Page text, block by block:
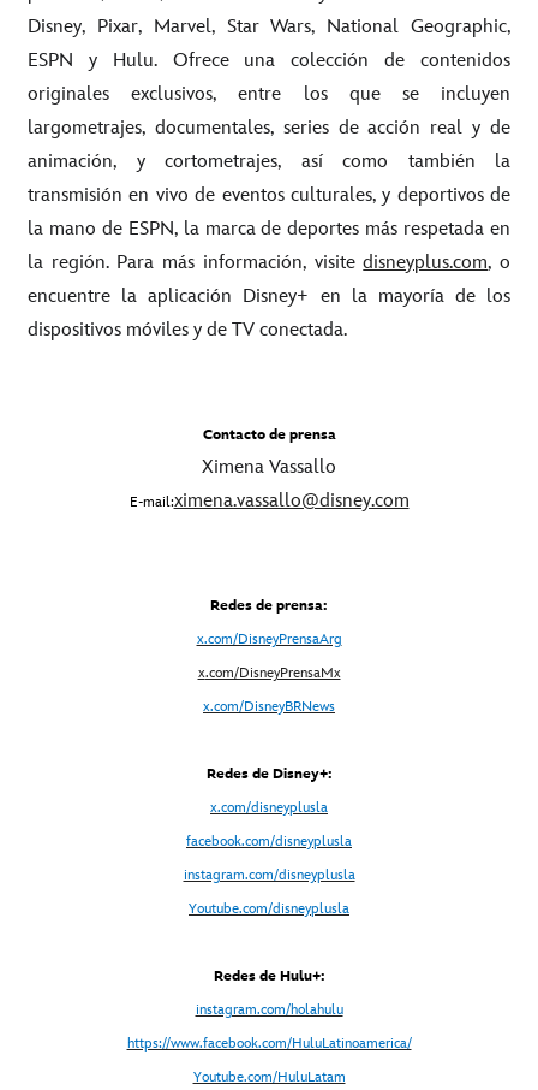
Disney, Pixar, Marvel, Star Wars, National Geographic,
ESPN y Hulu. Ofrece una colección de contenidos
originales exclusivos, entre los que se incluyen
largometrajes, documentales, series de acción real y de
animación, y cortometrajes, así como también la
transmisión en vivo de eventos culturales, y deportivos de
la mano de ESPN, la marca de deportes más respetada en
la región. Para más información, visitedisneyplus.com, o
encuentre la aplicación Disney+ en la mayoría de los
dispositivos móviles y de TV conectada.
Contacto de prensa
Ximena Vassallo
E-mail:ximena.vassallo@disney.com
Redes de prensa:
x.com/DisneyPrensaArg
x.com/DisneyPrensaMx
x.com/DisneyBRNews
Redes de Disney+:
x.com/disneyplusla
facebook.com/disneyplusla
instagram.com/disneyplusla
Youtube.com/disneyplusla
Redes de Hulu+:
instagram.com/holahulu
https://www.facebook.com/HuluLatinoamerica/
Youtube.com/HuluLatam